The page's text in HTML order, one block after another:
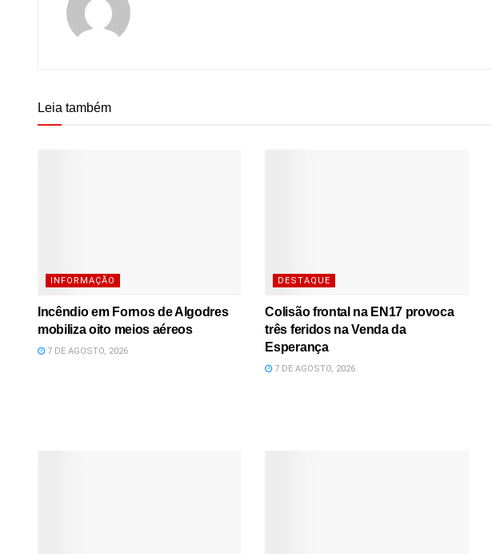
Leia também
INFORMAÇÃO
Incêndio em Fornos de Algodres
mobiliza oito meios aéreos
7 DE AGOSTO, 2026
DESTAQUE
Colisão frontal na EN17 provoca
três feridos na Venda da
Esperança
7 DE AGOSTO, 2026